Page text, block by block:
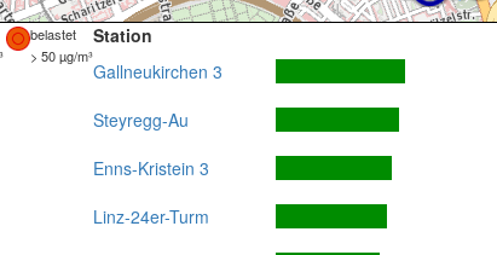
belastet
> 50 µg/m³
Station
Gallneukirchen 3
Steyregg-Au
Enns-Kristein 3
Linz-24er-Turm